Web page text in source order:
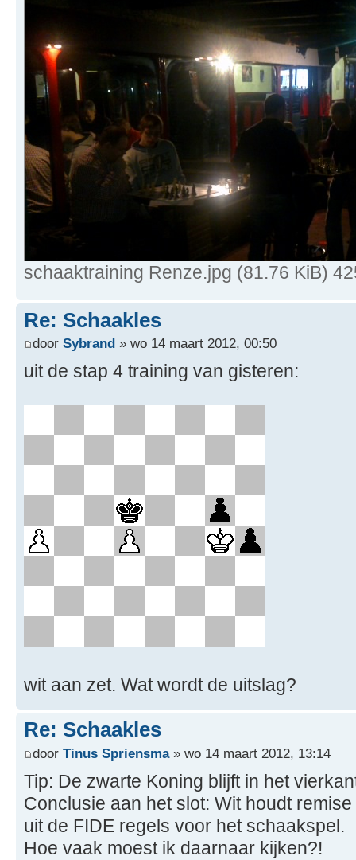
schaaktraining Renze.jpg (81.76 KiB)
Re: Schaakles
door Sybrand » wo 14 maart 2012, 00:50
uit de stap 4 training van gisteren:
wit aan zet. Wat wordt de uitslag?
Re: Schaakles
door Tinus Spriensma» wo 14 maart 2012, 13:14
Tip: De zwarte Koning blijft in het
Conclusie aan het slot: Wit houdt
uit de FIDE regels voor het schaakspel.
Hoe vaak moest ik daarnaar kijken?!